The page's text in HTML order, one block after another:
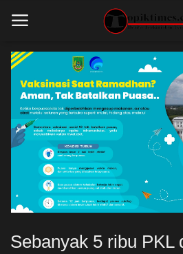
Home
ADVERTORIAL
BERITA RIAU
GALERI FOTO
INTERNASIONAL
KESEHATAN
Sebanyak 5 ribu PKL